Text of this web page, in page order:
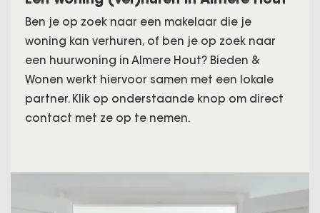
Ben je op zoek naar een makelaar die je
woning kan verhuren, of ben je op zoek naar
een huurwoning in Almere Hout? Bieden &
Wonen werkt hiervoor samen met een lokale
partner. Klik op onderstaande knop om direct
contact met ze op te nemen.